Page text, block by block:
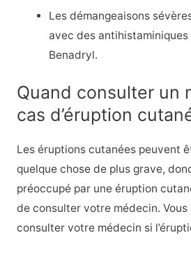
Les démangeaisons
avec des antihistaminiques
Benadryl.
Quand consulter un
cas d’éruption
Les éruptions cutanées peuvent
quelque chose de plus grave,
préoccupé par une éruption
de consulter votre médecin.
consulter votre médecin si